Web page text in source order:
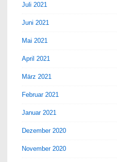
Juli 2021
Juni 2021
Mai 2021
April 2021
März 2021
Februar 2021
Januar 2021
Dezember 2020
November 2020